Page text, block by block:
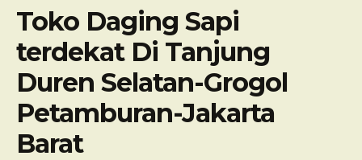
Toko Daging Sapi
terdekat Di Tanjung
Duren Selatan-Grogol
Petamburan-Jakarta
Barat